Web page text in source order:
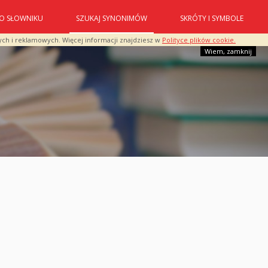
i reklamowych. Więcej informacji znajdziesz w Polityce plików cookie.
Wiem, zamknij
O SŁOWNIKU SZUKAJ SYNONIMÓW SKRÓTY I SYMBOLE